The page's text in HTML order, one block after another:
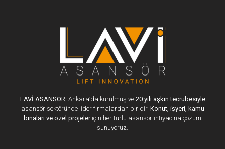
LAVİ ASANSÖR , Ankara’da kurulmuş ve 20 yılı aşkın tecrübesiyle
asansör sektöründe lider firmalardan biridir. Konut, işyeri, kamu
binaları ve özel projeleriçin her türlü asansör ihtiyacına çözüm
sunuyoruz.